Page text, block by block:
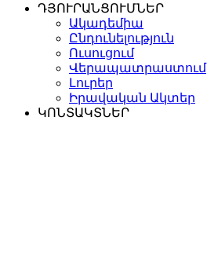
ԴՅՈՒՐԱՆՑՈՒՄՆԵՐ
Ակադեմիա
Ընդունելություն
Ուսուցում
Վերապատրաստում
Լուրեր
Իրավական Ակտեր
ԿՈՆՏԱԿՏՆԵՐ